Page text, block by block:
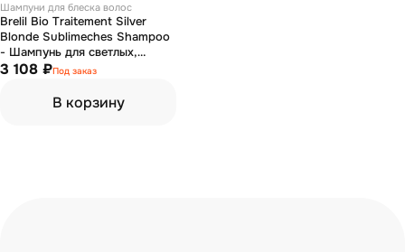
Шампуни для блеска волос
Brelil Bio Traitement Silver
Blonde Sublimeches Shampoo
- Шампунь для светлых,
мелированных и седых волос
3 108 ₽Под заказ
В корзину